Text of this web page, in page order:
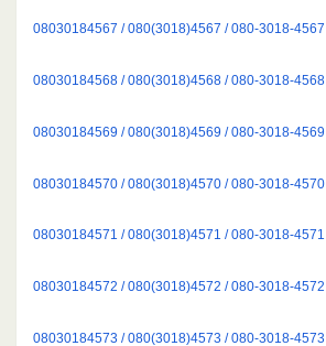
08030184567 / 080(3018)4567 / 080-3018-4567
08030184568 / 080(3018)4568 / 080-3018-4568
08030184569 / 080(3018)4569 / 080-3018-4569
08030184570 / 080(3018)4570 / 080-3018-4570
08030184571 / 080(3018)4571 / 080-3018-4571
08030184572 / 080(3018)4572 / 080-3018-4572
08030184573 / 080(3018)4573 / 080-3018-4573